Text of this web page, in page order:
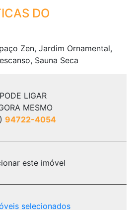
PODE LIGAR
MESMO
94722-4054
este imóvel
selecionados
DO
Zen, Jardim Ornamental,
Sauna Seca